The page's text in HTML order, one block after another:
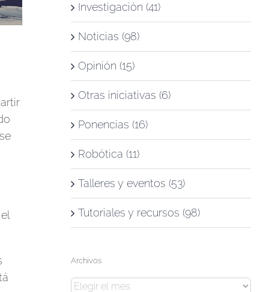
Investigación (41)
Noticias (98)
Opinión (15)
Otras iniciativas (6)
Ponencias (16)
Robótica (11)
Talleres y eventos (53)
Tutoriales y recursos (98)
Archivos
Archivos